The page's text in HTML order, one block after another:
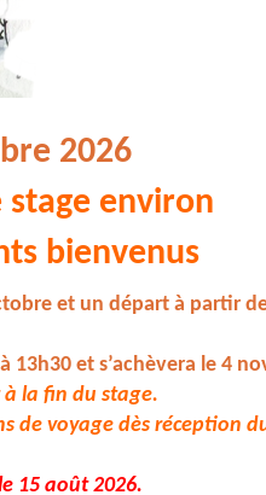
2026
environ
bienvenus
et un départ à partir
13h30 et s’achèvera le 4
à la fin du stage.
de voyage dès réception
15 août 2026.